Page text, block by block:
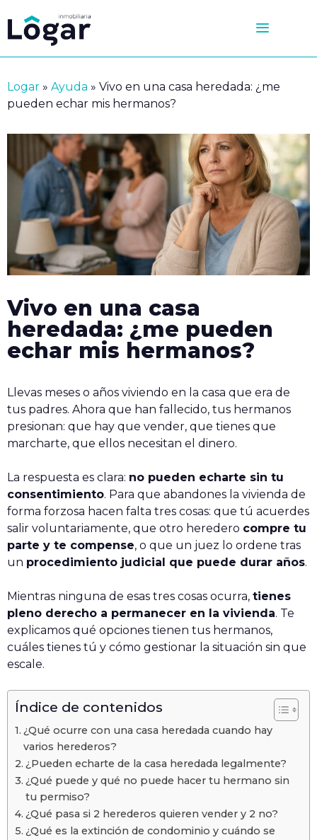
al
contenido
Logar » Ayuda » Vivo en una casa heredada: ¿me
pueden echar mis hermanos?
Vivo en una casa
heredada: ¿me pueden
echar mis hermanos?
Llevas meses o años viviendo en la casa que era de
tus padres. Ahora que han fallecido, tus hermanos
presionan: que hay que vender, que tienes que
marcharte, que ellos necesitan el dinero.
La respuesta es clara: no pueden echarte sin tu
consentimiento. Para que abandones la vivienda de
forma forzosa hacen falta tres cosas: que tú acuerdes
salir voluntariamente, que otro heredero compre tu
parte y te compense, o que un juez lo ordene tras
un procedimiento judicial que puede durar años.
Mientras ninguna de esas tres cosas ocurra, tienes
pleno derecho a permanecer en la vivienda. Te
explicamos qué opciones tienen tus hermanos,
cuáles tienes tú y cómo gestionar la situación sin que
escale.
Índice de contenidos
¿Qué ocurre con una casa heredada cuando hay
varios herederos?
¿Pueden echarte de la casa heredada legalmente?
¿Qué puede y qué no puede hacer tu hermano sin
tu permiso?
¿Qué pasa si 2 herederos quieren vender y 2 no?
¿Qué es la extinción de condominio y cuándo se